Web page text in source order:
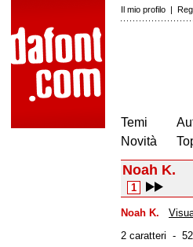
Il mio profilo |
Temi
Novità
Noah K.
1
Noah K.
2 caratteri -